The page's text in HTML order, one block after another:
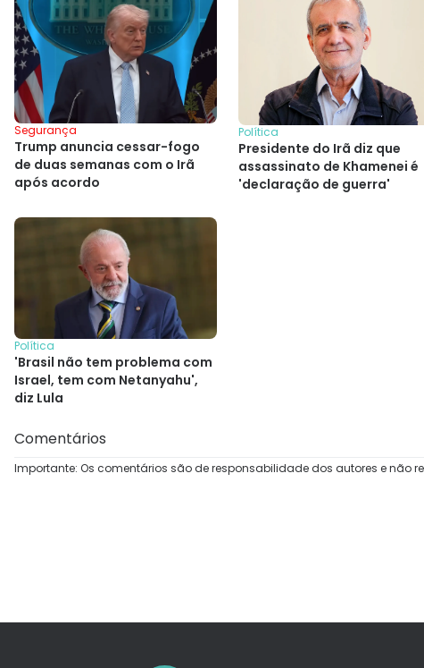
Segurança
Trump anuncia cessar-fogo
de duas semanas com o Irã
após acordo
Política
Presidente do Irã diz que
assassinato de Khamenei é
'declaração de guerra'
Política
'Brasil não tem problema com
Israel, tem com Netanyahu',
diz Lula
Comentários
Importante: Os comentários são de responsabilidade dos autores e não